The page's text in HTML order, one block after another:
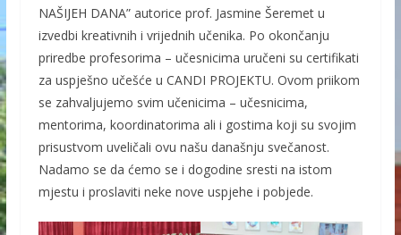
NAŠIJEH DANA” autorice prof. Jasmine Šeremet u
izvedbi kreativnih i vrijednih učenika. Po okončanju
priredbe profesorima – učesnicima uručeni su certifikati
za uspješno učešće u CANDI PROJEKTU. Ovom priikom
se zahvaljujemo svim učenicima – učesnicima,
mentorima, koordinatorima ali i gostima koji su svojim
prisustvom uveličali ovu našu današnju svečanost.
Nadamo se da ćemo se i dogodine sresti na istom
mjestu i proslaviti neke nove uspjehe i pobjede.